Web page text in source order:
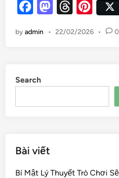
F
c
o
o
M
to
n
T
e
s
Pi
er
byadmin • 22/02/2026 • 0
Search
Bài viết
Bí Mật Lý Thuyết Trò Chơi